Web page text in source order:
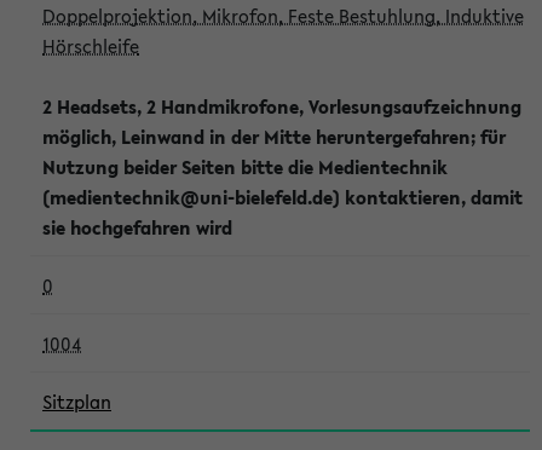
Doppelprojektion, Mikrofon, Feste Bestuhlung, Induktive
Hörschleife
2 Headsets, 2 Handmikrofone, Vorlesungsaufzeichnung
möglich, Leinwand in der Mitte heruntergefahren; für
Nutzung beider Seiten bitte die Medientechnik
(medientechnik@uni-bielefeld.de) kontaktieren, damit
sie hochgefahren wird
0
1004
Sitzplan